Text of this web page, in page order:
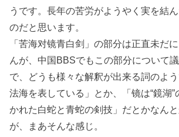
うです。長年の苦労がようやく実を結
のだと思います。
「苦海对镜青白剑」の部分は正直未だ
んが、中国BBSでもこの部分について
で、どうも様々な解釈が出来る詞のよ
法海を表している」とか、「镜は“鏡湖
かれた白蛇と青蛇の剣技」だとかなん
が、まあそんな感じ。